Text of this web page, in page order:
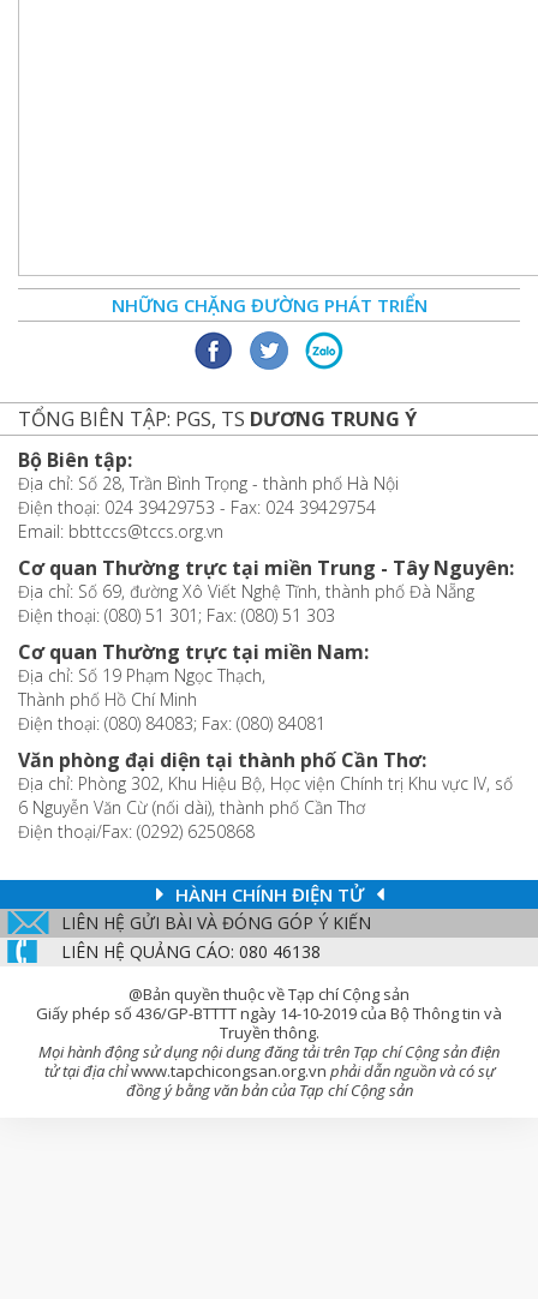
NHỮNG CHẶNG ĐƯỜNG PHÁT TRIỂN
TỔNG BIÊN TẬP: PGS, TS DƯƠNG TRUNG Ý
Bộ Biên tập:
Địa chỉ: Số 28, Trần Bình Trọng - thành phố Hà Nội
Điện thoại: 024 39429753 - Fax: 024 39429754
Email: bbttccs@tccs.org.vn
Cơ quan Thường trực tại miền Trung - Tây Nguyên:
Địa chỉ: Số 69, đường Xô Viết Nghệ Tĩnh, thành phố Đà Nẵng
Điện thoại: (080) 51 301; Fax: (080) 51 303
Cơ quan Thường trực tại miền Nam:
Địa chỉ: Số 19 Phạm Ngọc Thạch,
Thành phố Hồ Chí Minh
Điện thoại: (080) 84083; Fax: (080) 84081
Văn phòng đại diện tại thành phố Cần Thơ:
Địa chỉ: Phòng 302, Khu Hiệu Bộ, Học viện Chính trị Khu vực IV, số
6 Nguyễn Văn Cừ (nối dài), thành phố Cần Thơ
Điện thoại/Fax: (0292) 6250868
HÀNH CHÍNH ĐIỆN TỬ
LIÊN HỆ GỬI BÀI VÀ ĐÓNG GÓP Ý KIẾN
LIÊN HỆ QUẢNG CÁO: 080 46138
@Bản quyền thuộc về Tạp chí Cộng sản
Giấy phép số 436/GP-BTTTT ngày 14-10-2019 của Bộ Thông tin và
Truyền thông.
Mọi hành động sử dụng nội dung đăng tải trên Tạp chí Cộng sản điện
tử tại địa chỉwww.tapchicongsan.org.vn phải dẫn nguồn và có sự
đồng ý bằng văn bản của Tạp chí Cộng sản